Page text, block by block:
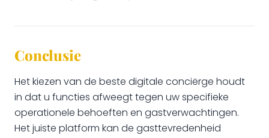
Conclusie
Het kiezen van de beste digitale conciërge houdt
in dat u functies afweegt tegen uw specifieke
operationele behoeften en gastverwachtingen.
Het juiste platform kan de gasttevredenheid